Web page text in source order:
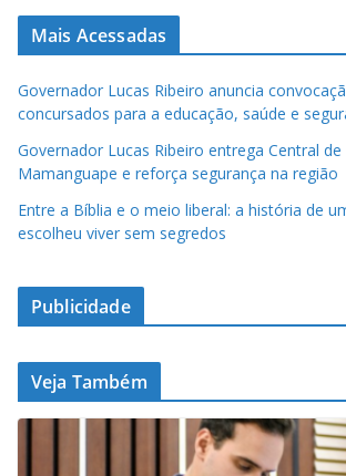
Mais Acessadas
Governador Lucas Ribeiro anuncia
concursados para a educação, saúde e
Governador Lucas Ribeiro entrega Central de
Mamanguape e reforça segurança na região
Entre a Bíblia e o meio liberal: a história de
escolheu viver sem segredos
Publicidade
Veja Também